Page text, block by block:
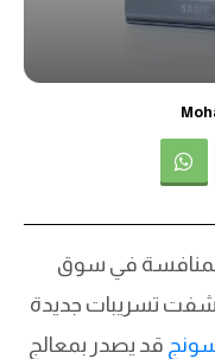
في سوق
القابلة للطي لعام 2025، كشفت تسريبات جديدة
قد يصدر بمعالج